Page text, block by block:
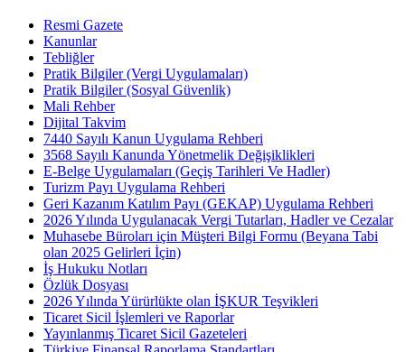
Resmi Gazete
Kanunlar
Tebliğler
Pratik Bilgiler (Vergi Uygulamaları)
Pratik Bilgiler (Sosyal Güvenlik)
Mali Rehber
Dijital Takvim
7440 Sayılı Kanun Uygulama Rehberi
3568 Sayılı Kanunda Yönetmelik Değişiklikleri
E-Belge Uygulamaları (Geçiş Tarihleri Ve Hadler)
Turizm Payı Uygulama Rehberi
Geri Kazanım Katılım Payı (GEKAP) Uygulama Rehberi
2026 Yılında Uygulanacak Vergi Tutarları, Hadler ve Cezalar
Muhasebe Büroları için Müşteri Bilgi Formu (Beyana Tabi
olan 2025 Gelirleri İçin)
İş Hukuku Notları
Özlük Dosyası
2026 Yılında Yürürlükte olan İŞKUR Teşvikleri
Ticaret Sicil İşlemleri ve Raporlar
Yayınlanmış Ticaret Sicil Gazeteleri